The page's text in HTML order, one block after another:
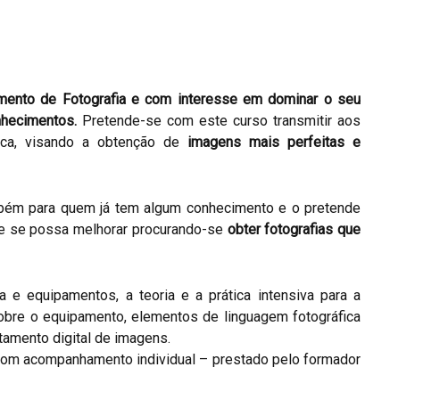
de Fotografia e com interesse em dominar o seu
Pretende-se com este curso transmitir aos
visando a obtenção de imagens mais perfeitas e
para quem já tem algum conhecimento e o pretende
se possa melhorar procurando-se obter fotografias que
equipamentos, a teoria e a prática intensiva para a
o equipamento, elementos de linguagem fotográfica
digital de imagens.
acompanhamento individual – prestado pelo formador